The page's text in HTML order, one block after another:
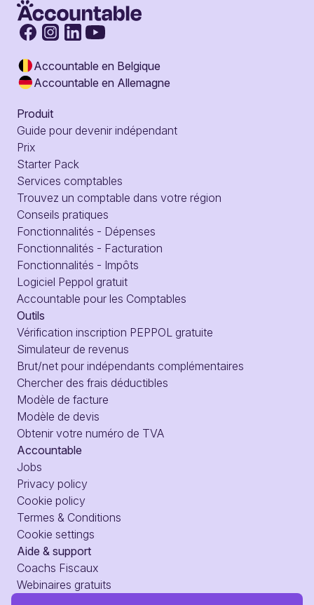
Accountable en Belgique
Accountable en Allemagne
Produit
Guide pour devenir indépendant
Prix
Starter Pack
Services comptables
Trouvez un comptable dans votre région
Conseils pratiques
Fonctionnalités - Dépenses
Fonctionnalités - Facturation
Fonctionnalités - Impôts
Logiciel Peppol gratuit
Accountable pour les Comptables
Outils
Vérification inscription PEPPOL gratuite
Simulateur de revenus
Brut/net pour indépendants complémentaires
Chercher des frais déductibles
Modèle de facture
Modèle de devis
Obtenir votre numéro de TVA
Accountable
Jobs
Privacy policy
Cookie policy
Termes & Conditions
Cookie settings
Aide & support
Coachs Fiscaux
Webinaires gratuits